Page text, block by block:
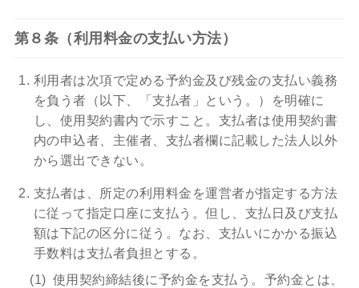
第８条（利用料金の支払い方法）
利用者は次項で定める予約金及び残金の支払い義務
を負う者（以下、「支払者」という。）を明確に
し、使用契約書内で示すこと。支払者は使用契約書
内の申込者、主催者、支払者欄に記載した法人以外
から選出できない。
支払者は、所定の利用料金を運営者が指定する方法
に従って指定口座に支払う。但し、支払日及び支払
額は下記の区分に従う。なお、支払いにかかる振込
手数料は支払者負担とする。
使用契約締結後に予約金を支払う。予約金とは、